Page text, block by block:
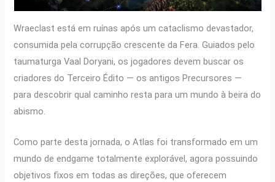
Wraeclast está em ruínas após um cataclismo devastador,
consumida pela corrupção crescente da Fera. Guiados pelo
taumaturga Vaal Doryani, os jogadores devem buscar os
criadores do Terceiro Édito — os antigos Precursores —
para descobrir qual caminho resta para um mundo à beira do
abismo.
Como parte desta jornada, o Atlas foi transformado em um
mundo de endgame totalmente explorável, agora possuindo
objetivos fixos em todas as direções, que oferecem